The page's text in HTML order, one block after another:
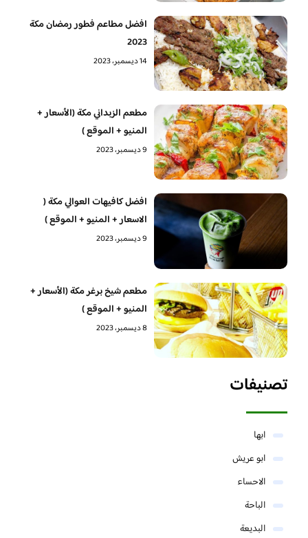
افضل مطاعم فطور رمضان مكة
2023
14 ديسمبر، 2023
مطعم الزبداني مكة (الأسعار +
المنيو + الموقع )
9 ديسمبر، 2023
افضل كافيهات العوالي مكة (
الاسعار + المنيو + الموقع )
9 ديسمبر، 2023
مطعم شيخ برغر مكة (الأسعار +
المنيو + الموقع )
8 ديسمبر، 2023
تصنيفات
ابها
ابو عريش
الاحساء
الباحة
البديعة